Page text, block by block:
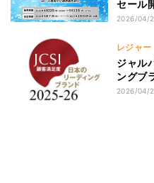
セール
2026/04/
レジャー
ジャル
ングブ
2026/04/